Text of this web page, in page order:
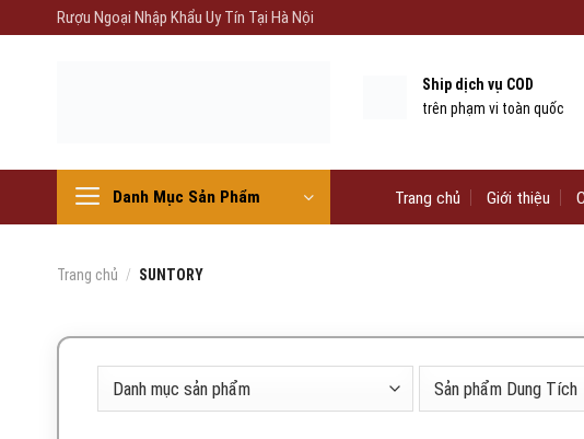
Rượu Ngoại Nhập Khẩu Uy Tín Tại Hà Nội
Ship dịch vụ COD
trên phạm vi toàn quốc
Danh Mục Sản Phẩm Trang chủ Giới thiệu
Trang chủ / SUNTORY